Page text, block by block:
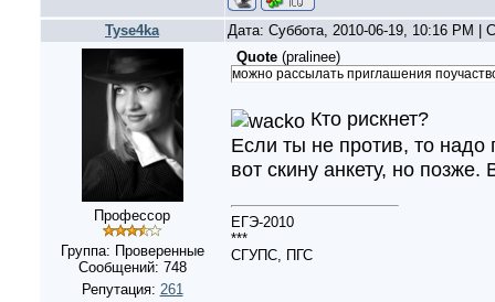
Tyse4ka Дата: Суббота, 2010-06-19, 10:16 PM |
Профессор
Группа: Проверенные
Сообщений: 748
Репутация: 261
Quote(pralinee)
можно рассылать приглашения
Кто рискнет?
Если ты не против, то надо
вот скину анкету, но
ЕГЭ-2010
***
СГУПС, ПГС